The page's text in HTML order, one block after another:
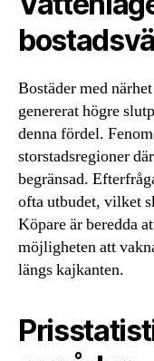
Bostäder med
genererat högre
denna fördel.
storstadsregioner
begränsad.
ofta utbudet, vilket
Köpare är beredda
möjligheten att
längs kajkanten.